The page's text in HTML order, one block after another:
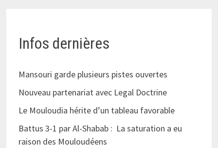
Infos dernières
Mansouri garde plusieurs pistes ouvertes
Nouveau partenariat avec Legal Doctrine
Le Mouloudia hérite d’un tableau favorable
Battus 3-1 par Al-Shabab : La saturation a eu
raison des Mouloudéens